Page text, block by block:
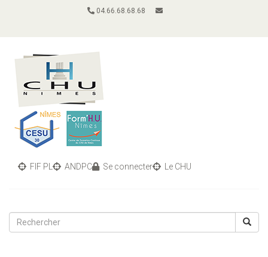
04.66.68.68.68
FIF PL ANDPC Se connecter Le CHU
Toggle